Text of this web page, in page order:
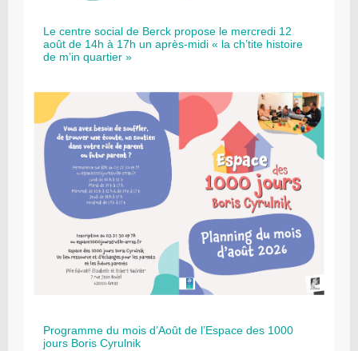
Le centre social de Berck propose le mercredi 12
août de 14h à 17h un après-midi « la ch’tite histoire
de m’in quartier »
Programme du mois d’Août de l’Espace des 1000
jours Boris Cyrulnik